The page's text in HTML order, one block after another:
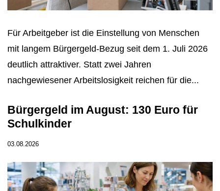
Für Arbeitgeber ist die Einstellung von Menschen
mit langem Bürgergeld-Bezug seit dem 1. Juli 2026
deutlich attraktiver. Statt zwei Jahren
nachgewiesener Arbeitslosigkeit reichen für die...
Bürgergeld im August: 130 Euro für
Schulkinder
03.08.2026